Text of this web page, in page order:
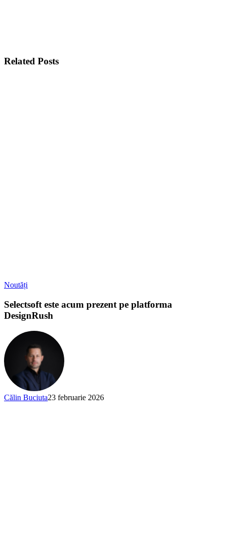
Related Posts
Noutăți
Selectsoft este acum prezent pe platforma
DesignRush
Călin Buciuta23 februarie 2026